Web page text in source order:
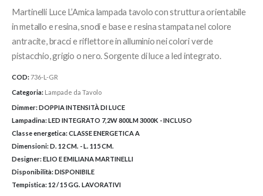
era:
561,20€.
è:
449,00€.
Martinelli Luce L’Amica lampada tavolo con struttura orientabile
in metallo e resina, snodi e base e resina stampata nel colore
antracite, bracci e riflettore in alluminio nei colori verde
pistacchio, grigio o nero. Sorgente di luce a led integrato.
COD:736-L-GR
Categoria: Lampade da Tavolo
Dimmer:DOPPIA INTENSITÀ DI LUCE
Lampadina:LED INTEGRATO 7,2W 800LM 3000K - INCLUSO
Classe energetica:CLASSE ENERGETICA A
Dimensioni:D. 12 CM. - L. 115 CM.
Designer:ELIO E EMILIANA MARTINELLI
Disponibilità:DISPONIBILE
Tempistica:12 / 15 GG. LAVORATIVI